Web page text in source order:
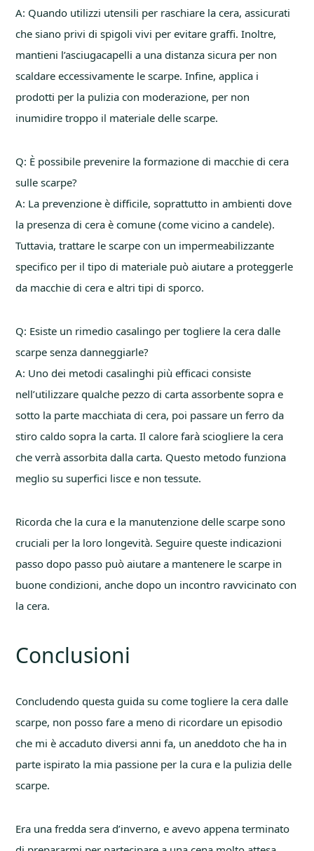
A: Quando utilizzi utensili per raschiare la cera, assicurati
che siano privi di spigoli vivi per evitare graffi. Inoltre,
mantieni l’asciugacapelli a una distanza sicura per non
scaldare eccessivamente le scarpe. Infine, applica i
prodotti per la pulizia con moderazione, per non
inumidire troppo il materiale delle scarpe.
Q: È possibile prevenire la formazione di macchie di cera
sulle scarpe?
A: La prevenzione è difficile, soprattutto in ambienti dove
la presenza di cera è comune (come vicino a candele).
Tuttavia, trattare le scarpe con un impermeabilizzante
specifico per il tipo di materiale può aiutare a proteggerle
da macchie di cera e altri tipi di sporco.
Q: Esiste un rimedio casalingo per togliere la cera dalle
scarpe senza danneggiarle?
A: Uno dei metodi casalinghi più efficaci consiste
nell’utilizzare qualche pezzo di carta assorbente sopra e
sotto la parte macchiata di cera, poi passare un ferro da
stiro caldo sopra la carta. Il calore farà sciogliere la cera
che verrà assorbita dalla carta. Questo metodo funziona
meglio su superfici lisce e non tessute.
Ricorda che la cura e la manutenzione delle scarpe sono
cruciali per la loro longevità. Seguire queste indicazioni
passo dopo passo può aiutare a mantenere le scarpe in
buone condizioni, anche dopo un incontro ravvicinato con
la cera.
Conclusioni
Concludendo questa guida su come togliere la cera dalle
scarpe, non posso fare a meno di ricordare un episodio
che mi è accaduto diversi anni fa, un aneddoto che ha in
parte ispirato la mia passione per la cura e la pulizia delle
scarpe.
Era una fredda sera d’inverno, e avevo appena terminato